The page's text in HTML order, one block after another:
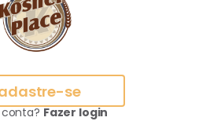
se
Fazer login